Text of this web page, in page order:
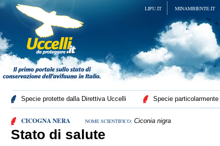
MINAMBIENTE.IT
LIPU.IT
Specie protette dalla Direttiva Uccelli Specie
CICOGNA NERA NOME SCIENTIFICO: Ciconia nigra
Stato di salute